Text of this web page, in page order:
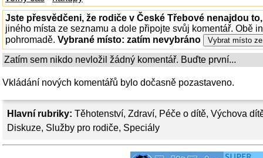
Hlavní rubriky: Těhotenství, Zdraví, Péče o dítě, Výchova
Diskuze, Služby pro rodiče, Speciály
Jste přesvědčeni, že rodiče v České Třebové nenajdou
jiného místa ze seznamu a dole připojte svůj komentář. Obě
pohromadě. Vybrané místo: zatím nevybráno
Zatím sem nikdo nevložil žádný komentář. Buďte první...
Vkládání nových komentářů bylo dočasně pozastaveno.